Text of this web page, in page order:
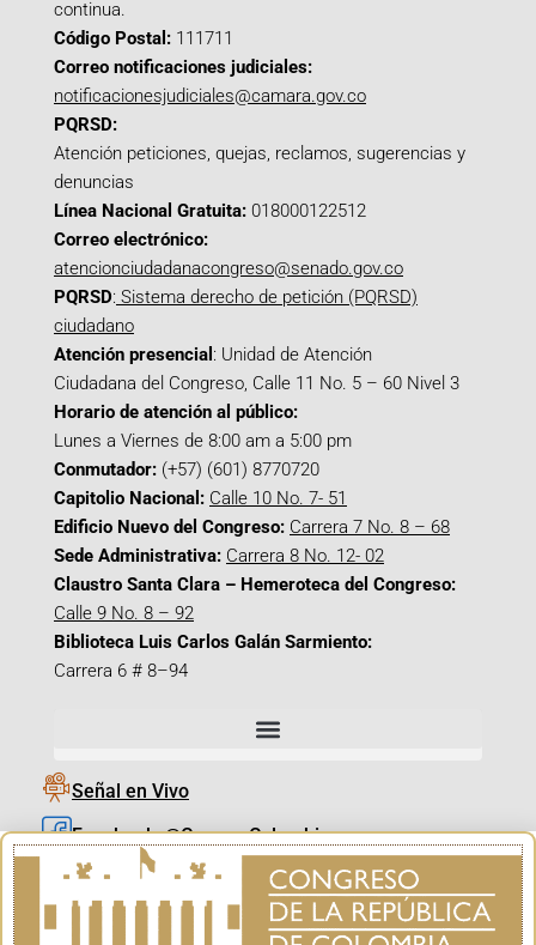
continua.
Código Postal: 111711
Correo notificaciones judiciales:
notificacionesjudiciales@camara.gov.co
PQRSD:
Atención peticiones, quejas, reclamos, sugerencias y
denuncias
Línea Nacional Gratuita: 018000122512
Correo electrónico:
atencionciudadanacongreso@senado.gov.co
PQRSD: Sistema derecho de petición (PQRSD)
ciudadano
Atención presencial : Unidad de Atención
Ciudadana del Congreso, Calle 11 No. 5 – 60 Nivel 3
Horario de atención al público:
Lunes a Viernes de 8:00 am a 5:00 pm
Conmutador: (+57) (601) 8770720
Capitolio Nacional: Calle 10 No. 7- 51
Edificio Nuevo del Congreso: Carrera 7 No. 8 – 68
Sede Administrativa: Carrera 8 No. 12- 02
Claustro Santa Clara – Hemeroteca del Congreso:
Calle 9 No. 8 – 92
Biblioteca Luis Carlos Galán Sarmiento:
Carrera 6 # 8–94
Señal en Vivo
Facebook_@CamaraColombia
Instagram_@CamaraColombia
X_@CamaraColombia